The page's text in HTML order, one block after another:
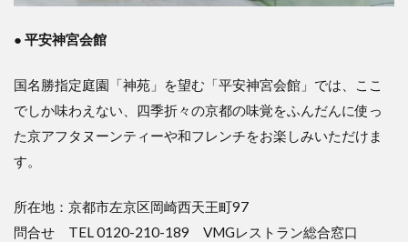
● 平安神宮会館
国名勝指定庭園「神苑」を望む「平安神宮会館」では、ここ
でしか味わえない、四季折々の京都の味覚をふんだんに使っ
た京アフタヌーンティーや和フレンチをお楽しみいただけま
す。
所在地：京都市左京区岡崎西天王町97
問合せ TEL 0120-210-189 VMGレストラン総合窓口